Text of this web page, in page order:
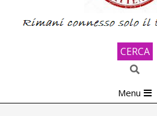
CERCA
Search
Navigation
Menu